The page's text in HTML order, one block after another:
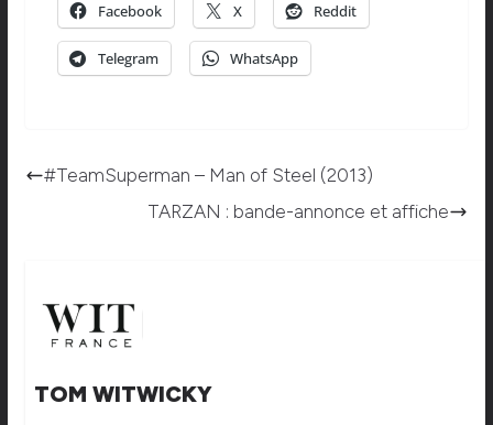
Facebook X Reddit
Telegram WhatsApp
#TeamSuperman – Man of Steel (2013)
TARZAN : bande-annonce et affiche
TOM WITWICKY